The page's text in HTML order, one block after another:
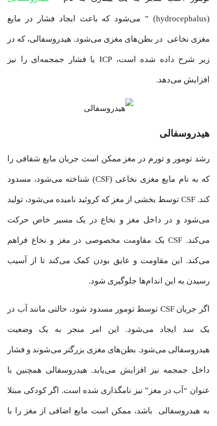
(hydrocephalus) ” می‌شود که باعث ایجاد فشار در مایع
مغزی نخاعی در بطن‌های مغزی می‌شود. هیدروسفالی، که در
زیر شرح داده شده است، ICP یا فشار جمجمه‌ای را نیز
افزایش می‌دهد.
هیدروسفالی
رشد تومور و تورم در مغز ممکن است جریان مایع شفافی را
که به نام مایع مغزی نخاعی (CSF) شناخته می‌شود، مسدود
کند. CSF توسط بخشی از مغز که کروئید نامیده می‌شود، تولید
می‌شود و در داخل مغز و نخاع در یک مسیر خاص حرکت
می‌کند. CSF یک مقاومت مخصوصی در مغز و نخاع فراهم
می‌کند. این مقاومت و عایق بودن کمک می‌کند تا از آسیب
رسیدن به این اندام‌ها جلوگیری شود.
اگر جریان CSF توسط تومور مسدود شود، حالتی مانند آب در
یک سد ایجاد می‌شود. این امر منجر به یک وضعیت
هیدروسفالی می‌شود. بطن‌های مغزی بزرگتر می‌شوند و فشار
داخل جمجمه نیز افزایش می‌یابد. هیدروسفالی همچنین با
عنوان “آب در مغز” نیز نامگذاری شده است. اگر کودکی مبتلا
به هیدروسفالی باشد، ممکن است مایع اضافی از مغز را با